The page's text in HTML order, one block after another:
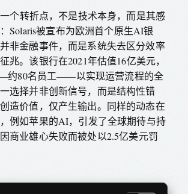
个转折点，不是技术本身，而是其感
Solaris被宣布为欧洲首个原生AI银
非金融事件，而是系统失去区分效率
兆。该银行在2021年估值16亿美元，
约80名员工——以实现运营流程的全
选择并非创新信号，而是结构性错
造价值，仅产生输出。同样的动态在
例如苹果的AI，引发了全球期待与持
商业雄心失败而被处以2.5亿美元罚